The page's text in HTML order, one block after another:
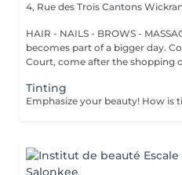
4, Rue des Trois Cantons
HAIR - NAILS - BROWS -
becomes part of a bigger day.
Court, come after the shopping
Tinting